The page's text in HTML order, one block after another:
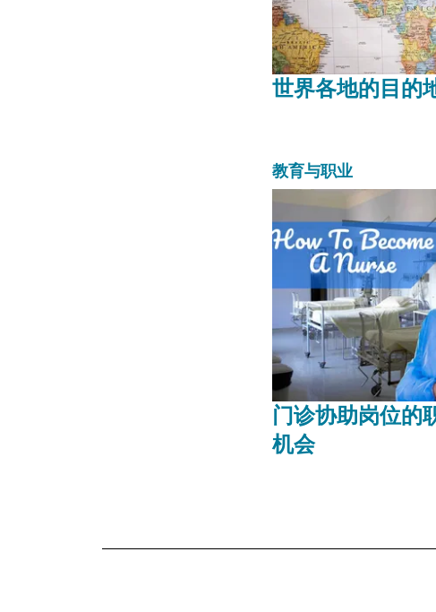
世界各地的目的
教育与职业
门诊协助岗位的
机会